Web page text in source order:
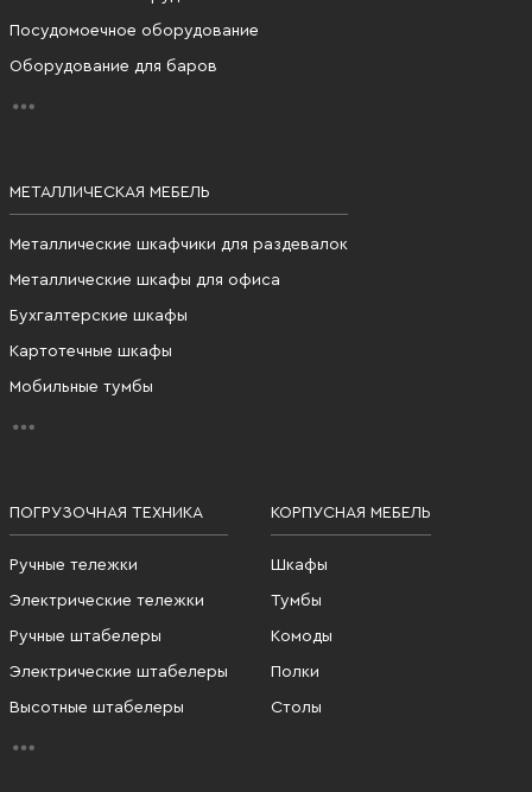
Посудомоечное оборудование
Оборудование для баров
МЕТАЛЛИЧЕСКАЯ МЕБЕЛЬ
Металлические шкафчики для раздевалок
Металлические шкафы для офиса
Бухгалтерские шкафы
Картотечные шкафы
Мобильные тумбы
ПОГРУЗОЧНАЯ ТЕХНИКА
Ручные тележки
Электрические тележки
Ручные штабелеры
Электрические штабелеры
Высотные штабелеры
КОРПУСНАЯ МЕБЕЛЬ
Шкафы
Тумбы
Комоды
Полки
Столы